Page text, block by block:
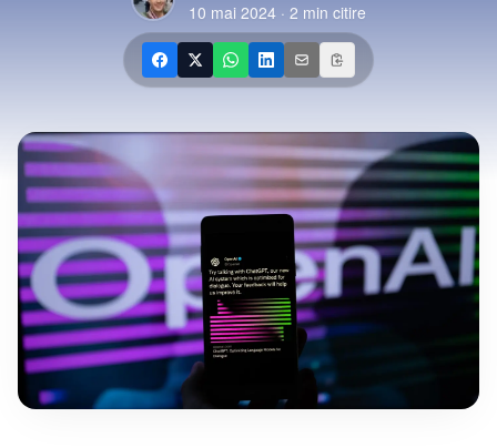
10 mai 2024 · 2 min citire